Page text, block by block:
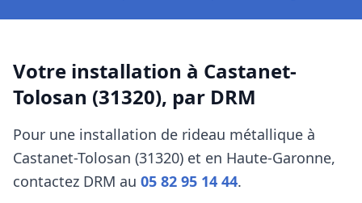
Votre installation à Castanet-
Tolosan (31320), par DRM
Pour une installation de rideau métallique à
Castanet-Tolosan (31320) et en Haute-Garonne,
contactez DRM au 05 82 95 14 44.